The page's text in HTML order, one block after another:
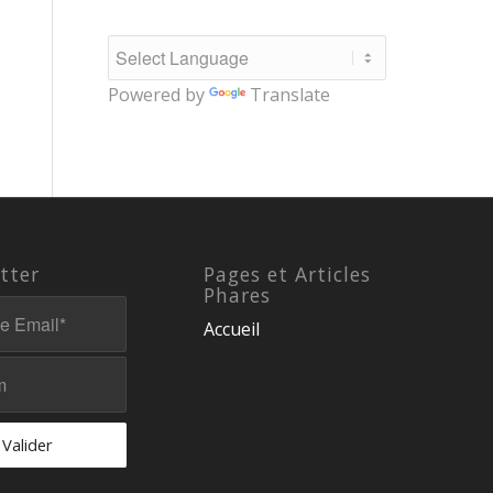
Powered by Translate
Pages et Articles
Phares
Accueil